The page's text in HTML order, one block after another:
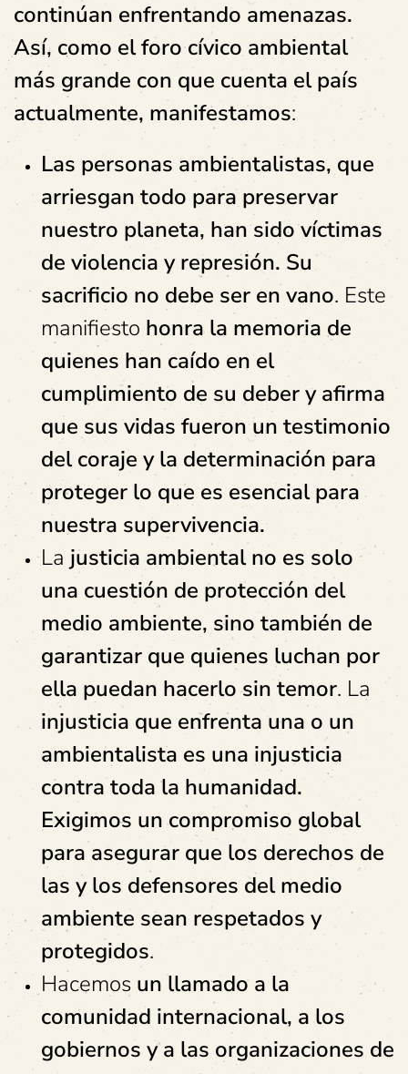
continúan enfrentando amenazas.
Así, como el foro cívico ambiental
más grande con que cuenta el país
actualmente, manifestamos:
Las personas ambientalistas, que
arriesgan todo para preservar
nuestro planeta, han sido víctimas
de violencia y represión. Su
sacrificio no debe ser en vano. Este
manifiesto honra la memoria de
quienes han caído en el
cumplimiento de su deber y afirma
que sus vidas fueron un testimonio
del coraje y la determinación para
proteger lo que es esencial para
nuestra supervivencia.
La justicia ambiental no es solo
una cuestión de protección del
medio ambiente, sino también de
garantizar que quienes luchan por
ella puedan hacerlo sin temor. La
injusticia que enfrenta una o un
ambientalista es una injusticia
contra toda la humanidad.
Exigimos un compromiso global
para asegurar que los derechos de
las y los defensores del medio
ambiente sean respetados y
protegidos.
Hacemos un llamado a la
comunidad internacional, a los
gobiernos y a las organizaciones de